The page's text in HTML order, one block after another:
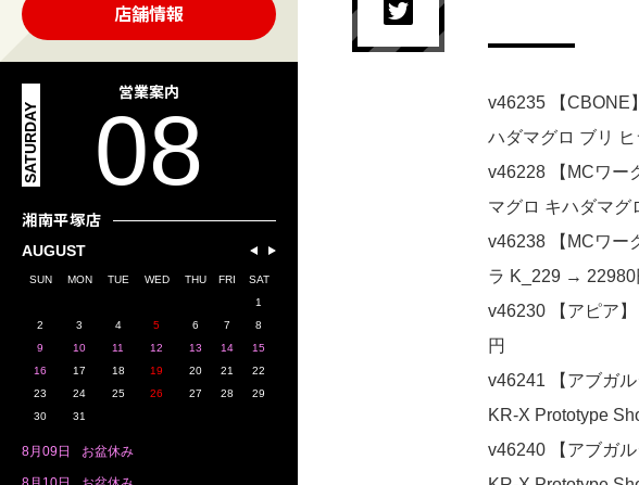
店舗情報
営業案内
08
SATURDAY
湘南平塚店
AUGUST
SUN MON TUE WED THU FRI
SAT
1
2
3 4 5 6 7
8
9
10 11 12 13 14
15
16
17 18 19 20 21
22
23
24 25 26 27 28
29
30
31
8月 09日 お盆休み
v46235 【CBONE
ハダマグロ ブリ
v46228 【MCワー
マグロ キハダマ
v46238 【MCワー
ラ K_229 → 22980
v46230 【アピア
円
v46241 【アブガ
KR-X Prototype
v46240 【アブガ